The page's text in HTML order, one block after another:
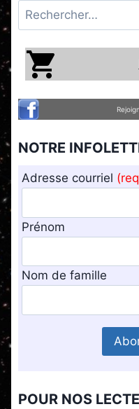
Rechercher :
NOTRE
Adresse courriel
Prénom
Nom de famille
POUR NOS